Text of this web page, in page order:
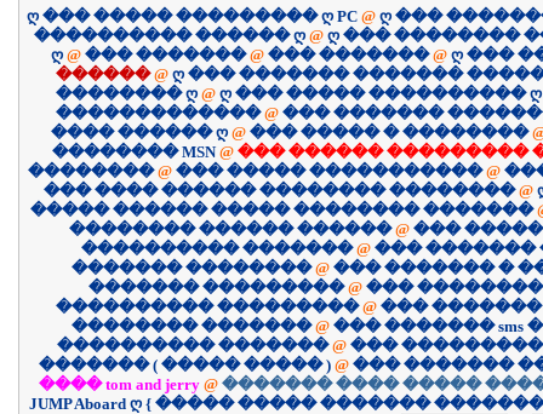
ღ ��� ����� ��������� ღ PC @ ღ ���
���������� ������ ღ @ ღ ��� ��������
ღ @ ��� ������� @ ��� ������� @ ღ ���
������ @ ღ ��� ������� �������
�������� ღ @ ღ ��� ����� ���������� ღ
������������� @ ��� �������
���� ������ ღ @ ��� ����� � ��������
�������� MSN @ ��� ������ ���������
�������� @ ��� ����� ����������� @
��� ���� ������ �������� �������� @
����� ������ ����� �������� �������
�������� ������ ������ @ ���
���������� ������� @ ��� �������
������� �������� @ ��� ������� �
������� ��������� @ ���
���������� ��������� @ ���
�������� ������� @ ��� ������� sms �
���������� ������� @ ���
������� ( ����� ����� ) @ ��� �������
���� tom and jerry @ ������� ���� �����
JUMP Aboard ღ { ����� ����� �������